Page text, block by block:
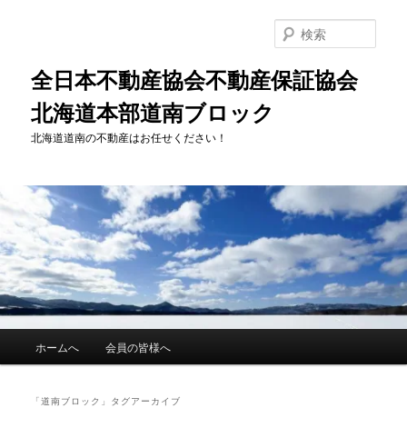
動
全日本不動産協会不動産保証協会
北海道本部道南ブロック
北海道道南の不動産はお任せください！
索
ホームへ 会員の皆様へ
「道南ブロック 」タグアーカイブ